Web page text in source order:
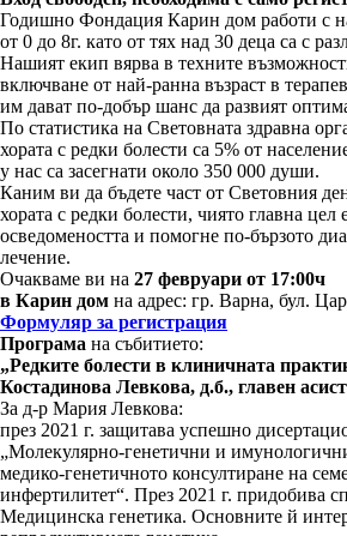
Годишно Фондация Карин дом работи с
от 0 до 8г. като от тях над 30 деца са с
Нашият екип вярва в техните
включване от най-ранна възраст в
им дават по-добър шанс да развият
По статистика на Световната здравна
хората с редки болести са 5% от
у нас са засегнати около 350 000 души.
Каним ви да бъдете част от Световния
хората с редки болести, чиято главна
осведомеността и помогне по-бързото
лечение.
Очакваме ви на 27 февруари от 17:00ч
в Карин дом на адрес: гр. Варна, бул.
Формуляр за регистрация
Програма на събитието:
„Редките болести в клиничната
Костадинова Левкова, д.б., главен
За д-р Мария Левкова:
през 2021 г. защитава успешно
„Молекулярно-генетични и
медико-генетичното консултиране на
инфертилитет“. През 2021 г. придобива
Медицинска генетика. Основните й